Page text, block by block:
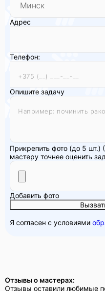
Адрес
Телефон:
Опишите задачу
Прикрепить фото (до 5 шт.)
мастеру точнее оценить
Добавить фото
Я согласен с условиями
Отзывы о мастерах:
Отзывы оставили любимые